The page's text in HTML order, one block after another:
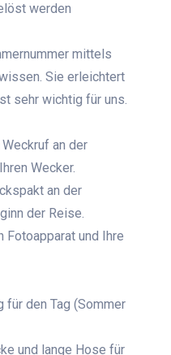
werden
mittels
Sie erleichtert
sehr wichtig für uns.
an der
Wecker.
an der
der Reise.
und Ihre
für den Tag (Sommer
und lange Hose für